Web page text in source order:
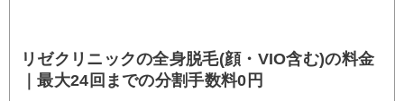
リゼクリニックの全身脱毛(顔・VIO含む)の料金
｜最大24回までの分割手数料0円